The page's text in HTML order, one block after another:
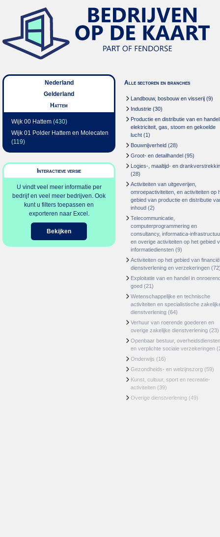
Nederland
Gelderland
Hattem
Wijk 00 Hattem (430)
Wijk 01 Polder Hattem en Molecaten
(119)
Interactieve versie
U vindt veel meer informatie per
bedrijf en veel meer bedrijven. Ook
kunt u filters toepassen en
exporteren naar Excel.
Bekijken
Alle sectoren en branches
Landbouw, bosbouw en visserij (9)
Industrie (30)
Productie en distributie van en
elektriciteit, gas, stoom en gekoelde
lucht (1)
Bouwnijverheid (28)
Groot- en detailhandel (95)
Logies-, maaltijd- en
(28)
Activiteiten van uitgeverijen,
omroepactiviteiten, en activiteiten op
gebied van productie en distributie
inhoud (2)
Telecommunicatie,
computerprogrammering en
consultancy, informatica-
en overige activiteiten op het gebied
informatiediensten (9)
Activiteiten op het gebied van
dienstverlening en verzekeringen
Exploitatie van en handel in
goed (21)
Wetenschappelijke en technische
activiteiten en specialistische
dienstverlening (64)
Verhuur van roerende goederen en
overige zakelijke dienstverlening (23)
Openbaar bestuur, overheidsdiensten
en verplichte sociale verzekeringen
Onderwijs (16)
Gezondheids- en welzijnszorg (59)
Kunst, cultuur, sport en recreatie-
activiteiten (39)
Overige dienstverlening (49)